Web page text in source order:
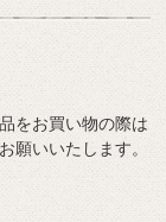
をお買い物の際は
願いいたします。